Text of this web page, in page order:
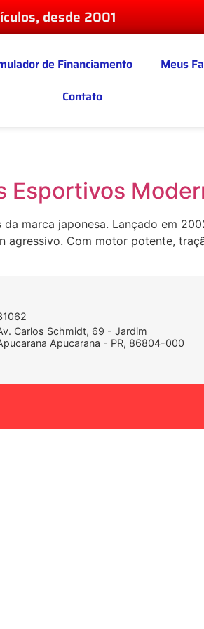
desde 2001
de Financiamento Meus
Contato
Esportivos
marca japonesa. Lançado em
agressivo. Com motor potente,
Carlos Schmidt, 69 - Jardim
Apucarana - PR, 86804-000